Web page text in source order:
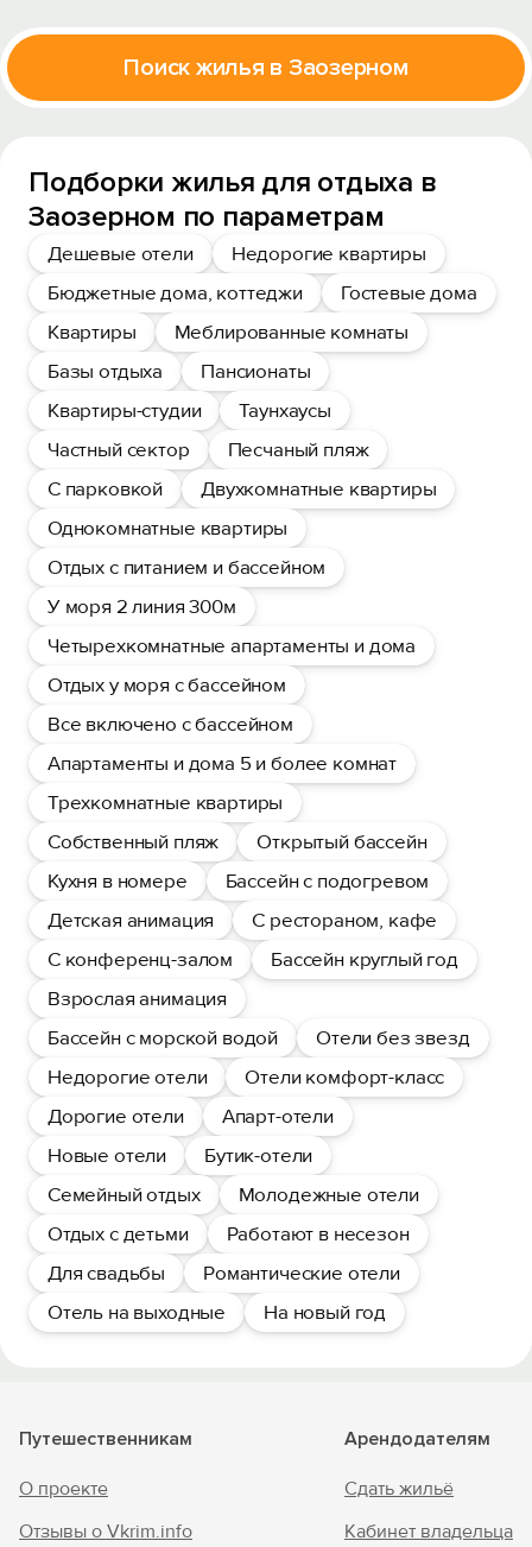
Поиск жилья в Заозерном
Подборки жилья для отдыха в
Заозерном по параметрам
Дешевые отели
Недорогие квартиры
Бюджетные дома, коттеджи
Гостевые дома
Квартиры
Меблированные комнаты
Базы отдыха
Пансионаты
Квартиры-студии
Таунхаусы
Частный сектор
Песчаный пляж
С парковкой
Двухкомнатные квартиры
Однокомнатные квартиры
Отдых с питанием и бассейном
У моря 2 линия 300м
Четырехкомнатные апартаменты и дома
Отдых у моря с бассейном
Все включено с бассейном
Апартаменты и дома 5 и более комнат
Трехкомнатные квартиры
Собственный пляж
Открытый бассейн
Кухня в номере
Бассейн с подогревом
Детская анимация
С рестораном, кафе
С конференц-залом
Бассейн круглый год
Взрослая анимация
Бассейн с морской водой
Отели без звезд
Недорогие отели
Отели комфорт-класс
Дорогие отели
Апарт-отели
Новые отели
Бутик-отели
Семейный отдых
Молодежные отели
Отдых с детьми
Работают в несезон
Для свадьбы
Романтические отели
Отель на выходные
На новый год
Путешественникам
О проекте
Отзывы о Vkrim.info
Арендодателям
Сдать жильё
Кабинет владельца